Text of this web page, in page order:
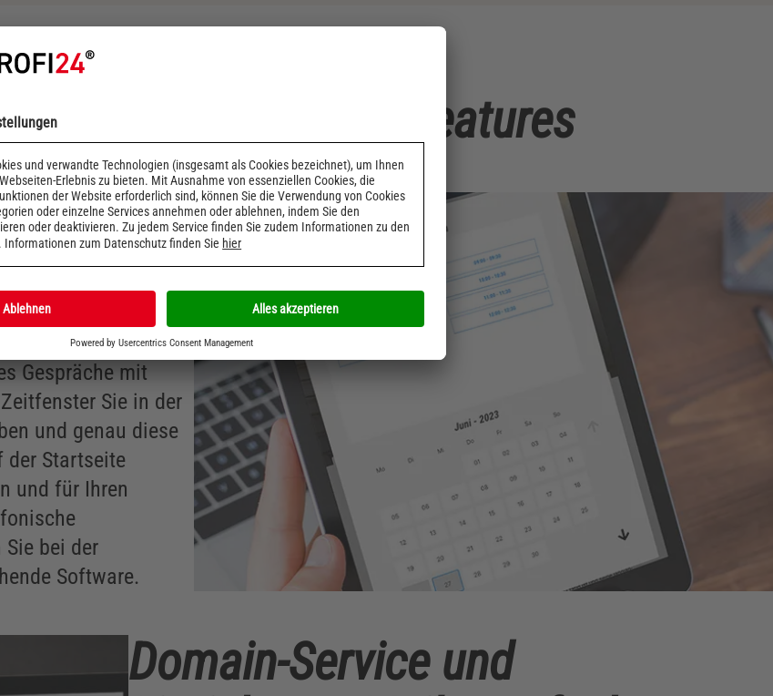
zusätzliche Features
Gespräche mit
Sie in der
und genau diese
der Startseite
und für Ihren
bei der
Software.
Domain-Service und